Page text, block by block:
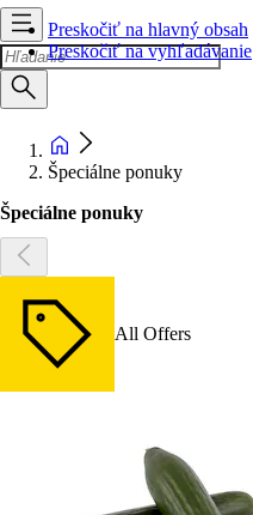
Preskočiť na hlavný obsah
Preskočiť na vyhľadávanie
Špeciálne ponuky
Špeciálne ponuky
All Offers